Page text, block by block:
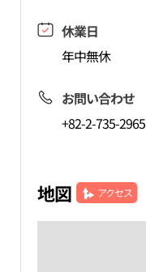
休業日
年中無休
お問い合わせ
+82-2-735-2965
地図 アクセス